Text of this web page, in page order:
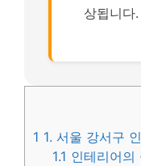
상됩니다.
1 1. 서울 강서구
1.1 인테리어의